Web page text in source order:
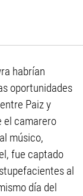
habrían
oportunidades
Paiz y
el camarero
músico,
fue captado
al
día del